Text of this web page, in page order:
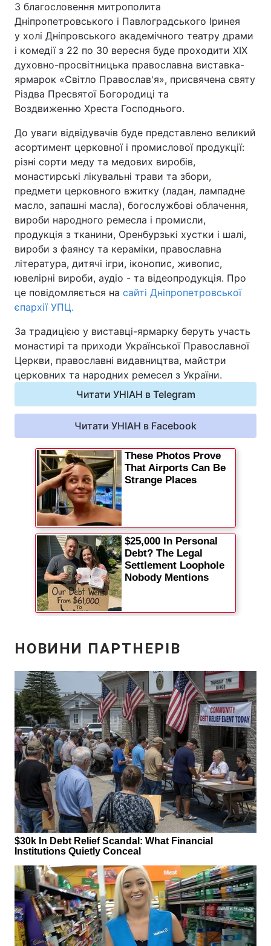
Київ Львів
Дніпро Харків
Одеса
Спорт Наука
Техно і зв'язок Лайт
Зброя Інциденти
Здоров'я Туризм
Цікавинки Погода
Відео з Youtube Статті
Реклама на сайті Фотобанк
Моніторинг
З благословення митрополита
Дніпропетровського і Павлоградського Іринея
у холі Дніпровського академічного театру драми
і комедії з 22 по 30 вересня буде проходити ХІХ
духовно-просвітницька православна виставка-
ярмарок «Світло Православ'я», присвячена святу
Різдва Пресвятої Богородиці та
Воздвиженню Хреста Господнього.
До уваги відвідувачів буде представлено великий
асортимент церковної і промислової продукції:
різні сорти меду та медових виробів,
монастирські лікувальні трави та збори,
предмети церковного вжитку (ладан, лампадне
масло, запашні масла), богослужбові облачення,
вироби народного ремесла і промисли,
продукція з тканини, Оренбурзькі хустки і шалі,
вироби з фаянсу та кераміки, православна
література, дитячі ігри, іконопис, живопис,
ювелірні вироби, аудіо - та відеопродукція. Про
це повідомляється на сайті Дніпропетровської
єпархії УПЦ.
За традицією у виставці-ярмарку беруть участь
монастирі та приходи Української Православної
Церкви, православні видавництва, майстри
церковних та народних ремесел з України.
Читати УНІАН в Telegram
Читати УНІАН в Facebook